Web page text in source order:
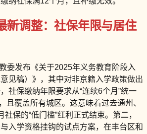
新调整：社保年限与居住
委发布《关于2025年义务教育阶段入
见稿）》，其中对非京籍入学政策做出
社保缴纳年限要求从“连续6个月”统一
且覆盖所有城区。这意味着过去通州、
保的“低门槛”红利正式结束。第二，
入学资格挂钩的试点方案，在丰台区和